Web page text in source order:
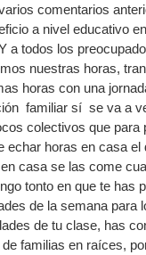
comentarios
a nivel educativo
a todos los
nuestras horas,
horas con una
familiar sí se va a
colectivos que para
echar horas en casa el
casa se las come
tonto en que te has
de la semana para
de tu clase, has
familias en raíces,